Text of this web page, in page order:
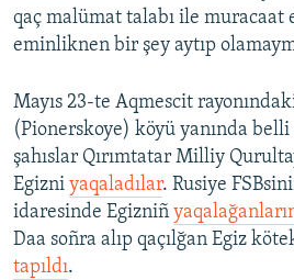
qaç malümat talabı ile
eminliknen bir şey aytıp
Mayıs 23-te Aqmescit
(Pionerskoye) köyü yanında
şahıslar Qırımtatar Milliy
Egizni yaqaladılar. Rusiye
idaresinde Egizniñ
Daa soñra alıp qaçılğan Egiz
tapıldı.